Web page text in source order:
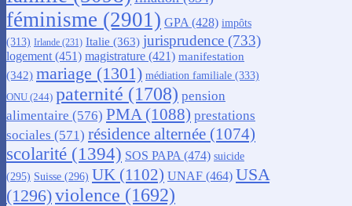
féminisme (2901) GPA (428) impôts
(313) Irlande (231) Italie (363) jurisprudence (733)
logement (451) magistrature (421) manifestation
(342) mariage (1301) médiation familiale (333)
ONU (244) paternité (1708) pension
alimentaire (576) PMA (1088) prestations
sociales (571) résidence alternée (1074)
scolarité (1394) SOS PAPA (474) suicide
(295) Suisse (296) UK (1102) UNAF (464) USA
(1296)violence (1692)